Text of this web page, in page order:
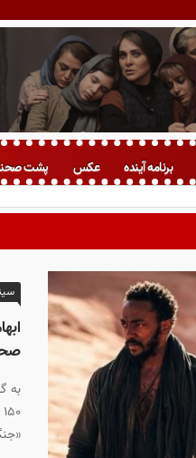
برنامه آینده عکس پشت
به